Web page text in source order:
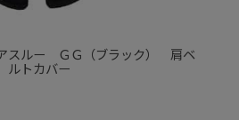
スルー ＧＧ（ブラック） 肩ベ
ルトカバー